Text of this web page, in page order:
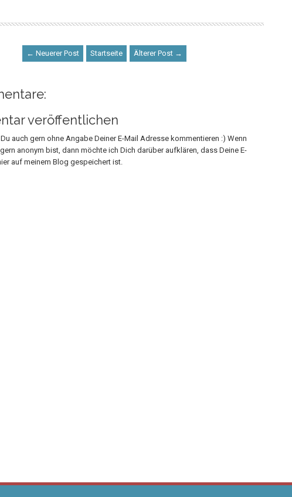
← Neuerer Post Startseite Älterer Post →
veröffentlichen
auch gern ohne Angabe Deiner E-Mail Adresse kommentieren :) Wenn
anonym bist, dann möchte ich Dich darüber aufklären, dass Deine E-
auf meinem Blog gespeichert ist.